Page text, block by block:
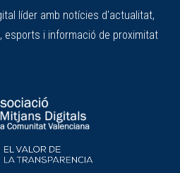
líder amb notícies d'actualitat,
i informació de proximitat